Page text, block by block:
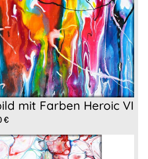
mit Farben Heroic VI
€
bis
599,00 €